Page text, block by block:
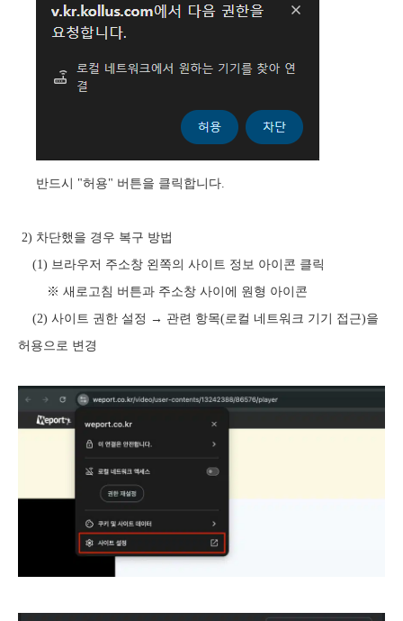
반드시 "허용" 버튼을 클릭합니다.
2) 차단했을 경우 복구 방법
(1) 브라우저 주소창 왼쪽의 사이트 정보 아이콘 클릭
※ 새로고침 버튼과 주소창 사이에 원형 아이콘
(2) 사이트 권한 설정 → 관련 항목(로컬 네트워크 기기 접근)을
허용으로 변경